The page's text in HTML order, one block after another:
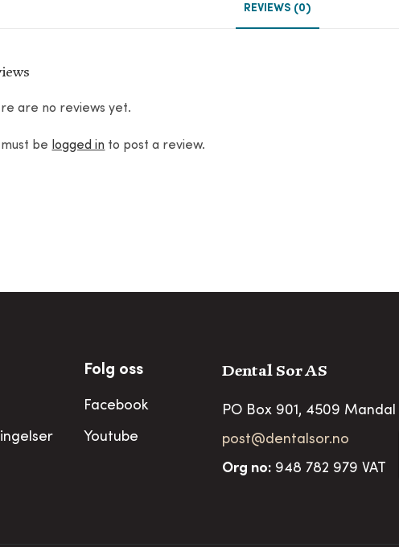
REVIEWS (0)
are no reviews yet.
must be logged in to post a review.
Folg oss
Facebook
Youtube
Dental Sor AS
PO Box 901, 4509 Mandal
post@dentalsor.no
Org no:948 782 979 VAT